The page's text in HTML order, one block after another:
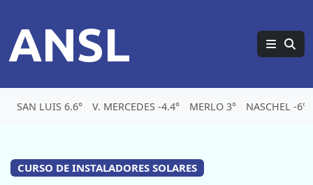
ANSL
SAN LUIS 6.6° V. MERCEDES -4.4° MERLO 3° NASCHEL -6°
CURSO DE INSTALADORES SOLARES